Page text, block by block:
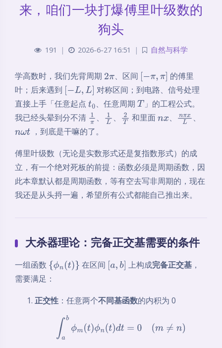
来，咱们一块打爆傅里叶级数的
狗头
191 | 2026-6-27 16:51 | 自然与科学
学高数时，我们先背周期 2π、区间 [−π,π]
的傅里
叶；后来遇到 [−L,L]
对称区间；到电路、信号处理
直接上手「任意起点 t0、任意周期T 」的工程公式。
我已经头晕到分不清 1π、 1L、 2T 和里面nx 、 nπxL、
nωt，到底是干嘛的了。
傅里叶级数（无论是实数形式还是复指数形式）的成
立，有一个绝对死板的前提：函数必须是周期函数，因
此本章默认都是周期函数，等有空去写非周期的，现在
我还是从头捋一遍，希望所有公式都能自己推出来。
大杀器理论：完备正交基需要的条件
一组函数 {ϕn(t)} 在区间 [a,b] 上构成完备正交基，
需要满足：
正交性 ：任意两个不同基函数的内积为 0
bϕ m t)ϕn(t =0 m≠